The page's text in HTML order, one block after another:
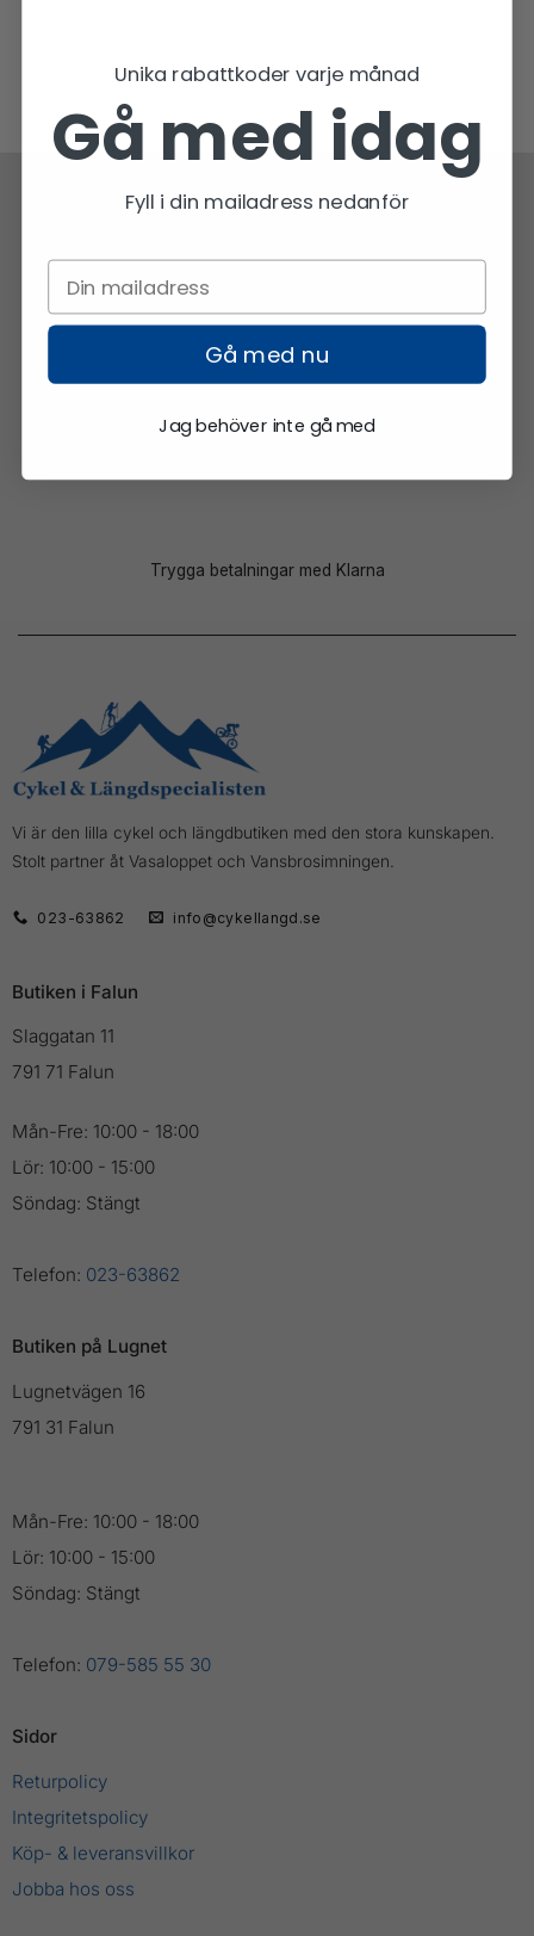
Trygga betalningar med Klarna
Vi är den lilla cykel och längdbutiken med den stora kunskapen.
Stolt partner åt Vasaloppet och Vansbrosimningen.
023-63862 info@cykellangd.se
Butiken i Falun
Slaggatan 11
791 71 Falun
Mån-Fre: 10:00 - 18:00
Lör: 10:00 - 15:00
Söndag: Stängt
Telefon: 023-63862
Butiken på Lugnet
Lugnetvägen 16
791 31 Falun
Mån-Fre: 10:00 - 18:00
Lör: 10:00 - 15:00
Söndag: Stängt
Telefon: 079-585 55 30
Sidor
Returpolicy
Integritetspolicy
Köp- & leveransvillkor
Jobba hos oss
Unika rabattkoder varje månad
Gå med idag
Fyll i din mailadress nedanför
Gå med nu
Jag behöver inte gå med